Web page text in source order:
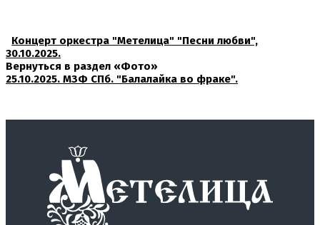
Концерт оркестра "Метелица" "Песни любви",
30.10.2025.
Вернуться в раздел «Фото»
25.10.2025. МЗФ СПб. "Балалайка во фраке".